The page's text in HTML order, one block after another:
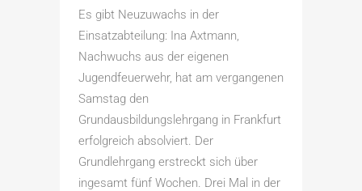
Es gibt Neuzuwachs in der
Einsatzabteilung: Ina Axtmann,
Nachwuchs aus der eigenen
Jugendfeuerwehr, hat am vergangenen
Samstag den
Grundausbildungslehrgang in Frankfurt
erfolgreich absolviert. Der
Grundlehrgang erstreckt sich über
ingesamt fünf Wochen. Drei Mal in der